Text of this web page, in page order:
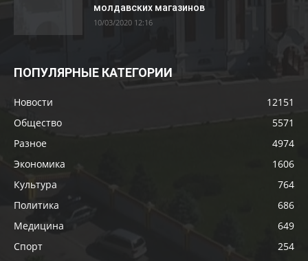
молдавских магазинов
10/03/2020 12:16
ПОПУЛЯРНЫЕ КАТЕГОРИИ
Новости
12151
Общество
5571
Разное
4974
Экономика
1606
Культура
764
Политика
686
Медицина
649
Спорт
254